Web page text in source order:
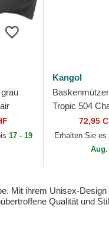
17 - 19
Kangol
Tropic 504
72,95
Erhalten Sie es
Aug.
Mit ihrem Unisex-
Qualität und